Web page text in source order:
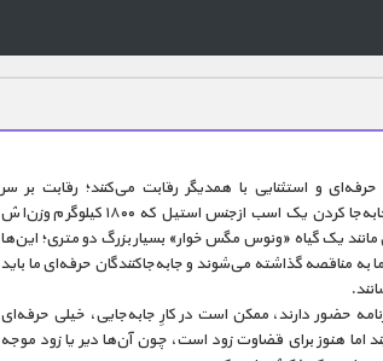
و استثنایی با همدیگر رقابت می‌کنند؛ رقابت بر سر
جا‌به‌جایی‌هایی منحصر‌به‌فرد وعجیب؛ مثلا جابه‌جا کردن یک اسب ازجنس استیل که ۱۸۰۰ کیلوگرم وزن‌اش
عجیبی مانند یک گیاه «ونوس مگس خوار» بسیار بزرگ دو متری؛ این‌ها
به مناقصه گذاشته می‌شوند و جابه‌جا‌کنندگان حرفه‌ای ما باید
حضور دارند، ممکن است در کارِ جابه‌جایی، خیلی حرفه‌ای
اما هنوز برای قضاوت زود است، چون آن‌ها دیر یا زود موجه